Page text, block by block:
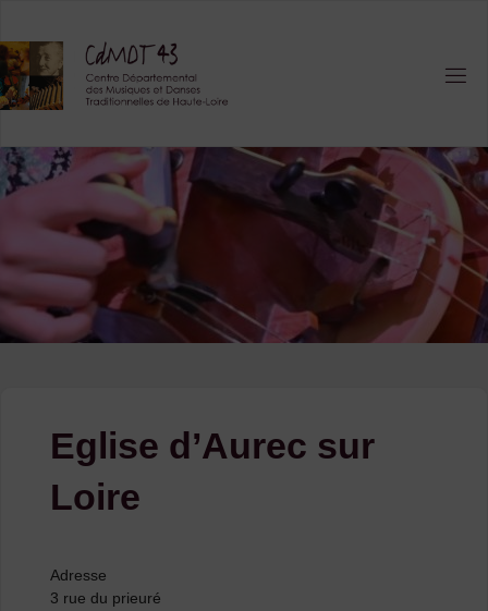
content
Eglise d’Aurec sur
Loire
Adresse
3 rue du prieuré